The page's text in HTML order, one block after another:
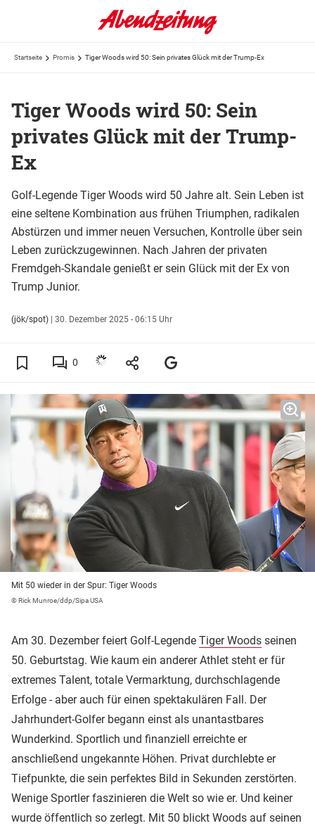
Startseite Promis Tiger Woods wird 50: Sein privates Glück mit der Trump-Ex
Tiger Woods wird 50: Sein
privates Glück mit der Trump-
Ex
Golf-Legende Tiger Woods wird 50 Jahre alt. Sein Leben ist
eine seltene Kombination aus frühen Triumphen, radikalen
Abstürzen und immer neuen Versuchen, Kontrolle über sein
Leben zurückzugewinnen. Nach Jahren der privaten
Fremdgeh-Skandale genießt er sein Glück mit der Ex von
Trump Junior.
(jök/spot) | 30. Dezember 2025 - 06:15 Uhr
0
Mit 50 wieder in der Spur: Tiger Woods
© Rick Munroe/ddp/Sipa USA
Am 30. Dezember feiert Golf-Legende Tiger Woods seinen
50. Geburtstag. Wie kaum ein anderer Athlet steht er für
extremes Talent, totale Vermarktung, durchschlagende
Erfolge - aber auch für einen spektakulären Fall. Der
Jahrhundert-Golfer begann einst als unantastbares
Wunderkind. Sportlich und finanziell erreichte er
anschließend ungekannte Höhen. Privat durchlebte er
Tiefpunkte, die sein perfektes Bild in Sekunden zerstörten.
Wenige Sportler faszinieren die Welt so wie er. Und keiner
wurde öffentlich so zerlegt. Mit 50 blickt Woods auf seinen